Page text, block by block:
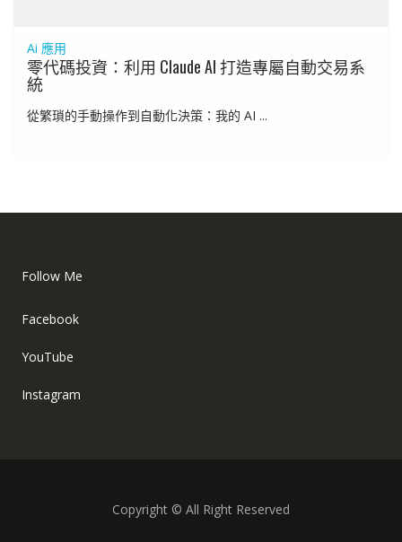
Ai 應用
零代碼投資：利用 Claude AI 打造專屬自動交易系
統
從繁瑣的手動操作到自動化決策：我的 AI ...
Follow Me
Facebook
YouTube
Instagram
Copyright © All Right Reserved